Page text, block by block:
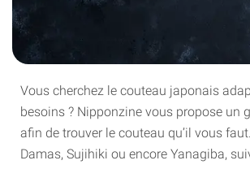
Vous cherchez le couteau japonais
besoins ? Nipponzine vous propose un
afin de trouver le couteau qu’il vous
Damas, Sujihiki ou encore Yanagiba,